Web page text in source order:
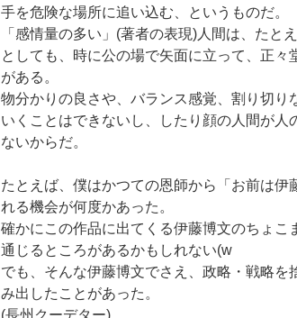
手を危険な場所に追い込む、というものだ。
「感情量の多い」(著者の表現)人間は、たと
としても、時に公の場で矢面に立って、正々
がある。
物分かりの良さや、バランス感覚、割り切り
いくことはできないし、したり顔の人間が人
ないからだ。
たとえば、僕はかつての恩師から「お前は伊
れる機会が何度かあった。
確かにこの作品に出てくる伊藤博文のちょこ
通じるところがあるかもしれない(w
でも、そんな伊藤博文でさえ、政略・戦略を
み出したことがあった。